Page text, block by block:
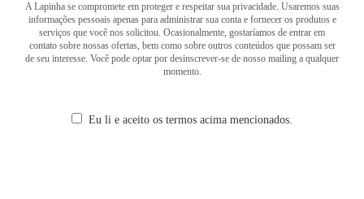
A Lapinha se compromete em proteger e respeitar sua privacidade. Usaremos suas
informações pessoais apenas para administrar sua conta e fornecer os produtos e
serviços que você nos solicitou. Ocasionalmente, gostaríamos de entrar em
contato sobre nossas ofertas, bem como sobre outros conteúdos que possam ser
de seu interesse. Você pode optar por desinscrever-se de nosso mailing a qualquer
momento.
Eu li e aceito os termos acima mencionados.